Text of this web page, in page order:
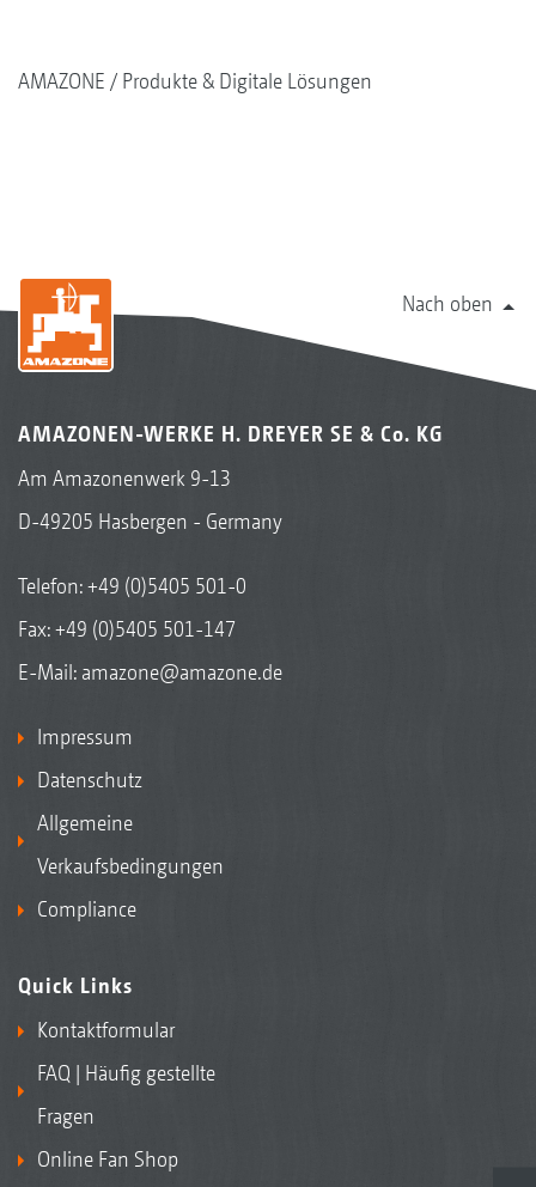
AMAZONE Produkte & Digitale Lösungen
Nach oben
AMAZONEN-WERKE H. DREYER SE & Co. KG
Am Amazonenwerk 9-13
D-49205 Hasbergen - Germany
Telefon:+49 (0)5405 501-0
Fax: +49 (0)5405 501-147
E-Mail: amazone@amazone.de
Impressum
Datenschutz
Allgemeine
Verkaufsbedingungen
Compliance
Quick Links
Kontaktformular
FAQ | Häufig gestellte
Fragen
Online Fan Shop